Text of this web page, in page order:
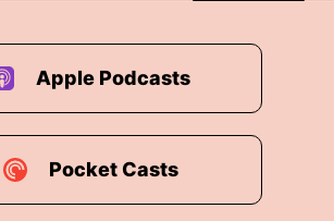
Apple Podcasts
Pocket Casts